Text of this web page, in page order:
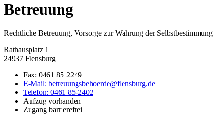
Betreuung
Rechtliche Betreuung, Vorsorge zur Wahrung der Selbstbestimmung
Rathausplatz 1
24937 Flensburg
Fax: 0461 85-2249
E-Mail: betreuungsbehoerde@flensburg.de
Telefon: 0461 85-2402
Aufzug vorhanden
Zugang barrierefrei